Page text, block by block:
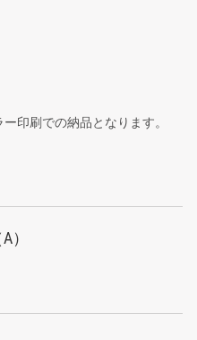
印刷での納品となります。
）